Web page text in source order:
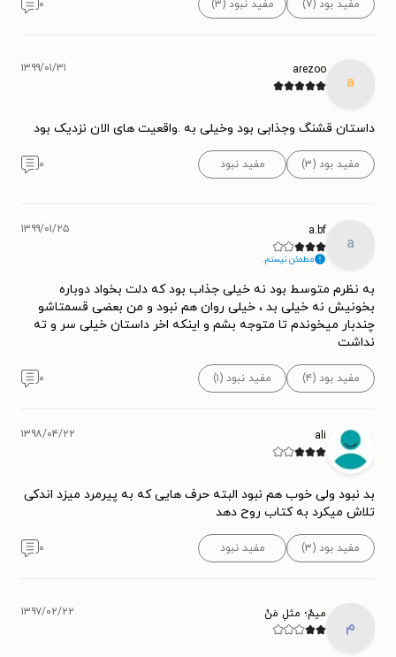
مفید بود (۷) مفید نبود (۳) ۰
a
arezoo ۱۳۹۹/۰۱/۳۱
داستان قشنگ وجذابی بود وخیلی به .واقعیت های الان نزدیک بود
مفید بود (۳) مفید نبود ۰
a
a.bf
مطمئن نیستم.
۱۳۹۹/۰۱/۲۵
به نظرم متوسط بود نه خیلی جذاب بود که دلت بخواد دوباره
بخونیش نه خیلی بد ، خیلی روان هم نبود و من بعضی قسمتاشو
چندبار میخوندم تا متوجه بشم و اینکه اخر داستان خیلی سر و ته
نداشت
مفید بود (۴) مفید نبود (۱) ۰
ali ۱۳۹۸/۰۴/۲۲
بد نبود ولی خوب هم نبود البته حرف هایی که به پیرمرد میزد اندکی
تلاش میکرد به کتاب روح دهد
مفید بود (۳) مفید نبود ۰
م
میمْ؛ مثلِ مَنْ ۱۳۹۷/۰۲/۲۲